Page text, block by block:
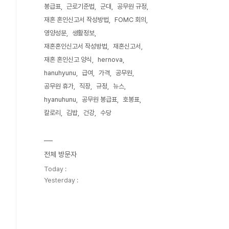
봉급표
근로기준법 군대
공무원 규정
재혼 혼인신고서 작성방법
FOMC 회의
영양성분
생활정보
재혼혼인신고서 작성방법
재혼신고서
재혼 혼인신고 양식
hernova
hanuhyunu
급여 가격
공무원
공무원 휴가
직장 규정
뉴스
hyanuhunu
공무원 봉급표
호봉표
칼로리
김밥 건강 수당
전체 방문자
Today :
Yesterday :